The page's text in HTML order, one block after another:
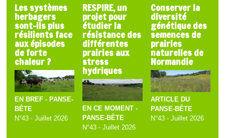
Les systèmes
herbagers
sont-ils plus
résilients face
aux épisodes
de forte
chaleur ?
EN BREF - PANSE-
BÊTE
N°43 - Juillet 2026
RESPIRE, un
projet pour
étudier la
résistance des
différentes
prairies aux
stress
hydriques
EN CE MOMENT -
PANSE-BÊTE
N°43 - Juillet 2026
Conserver la
diversité
génétique des
semences de
prairies
naturelles de
Normandie
ARTICLE DU
PANSE-BÊTE
N°43 - Juillet 2026